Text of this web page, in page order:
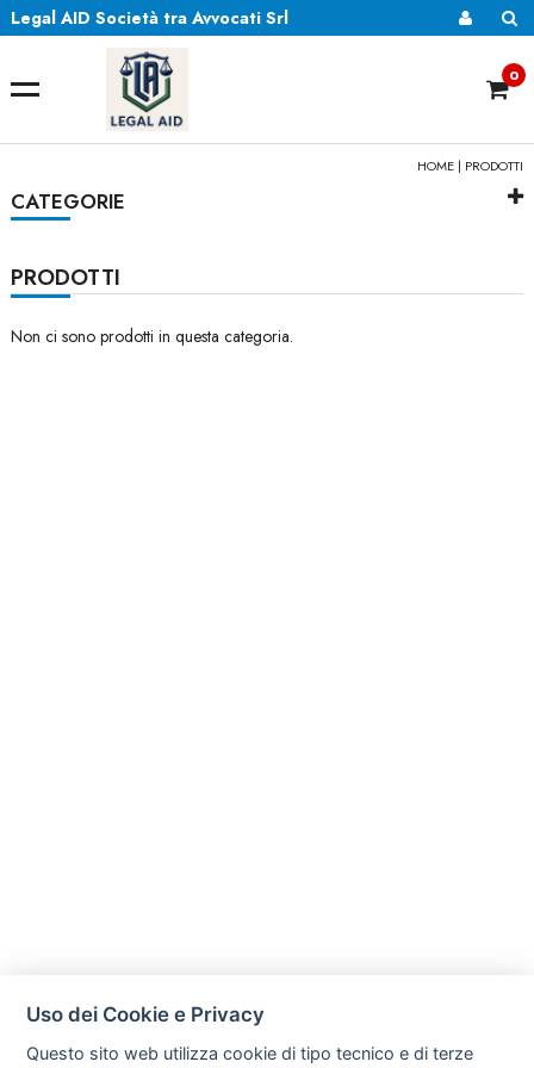
Legal AID Società tra Avvocati Srl
0
HOME | PRODOTTI
CATEGORIE
PRODOTTI
Non ci sono prodotti in questa categoria.
Uso dei Cookie e Privacy
Questo sito web utilizza cookie di tipo tecnico e di terze